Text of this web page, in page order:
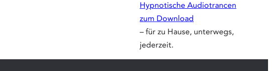
Hypnotische Audiotrancen
zum Download
– für zu Hause, unterwegs,
jederzeit.